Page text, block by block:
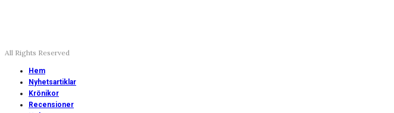
All Rights Reserved
Hem
Nyhetsartiklar
Krönikor
Recensioner